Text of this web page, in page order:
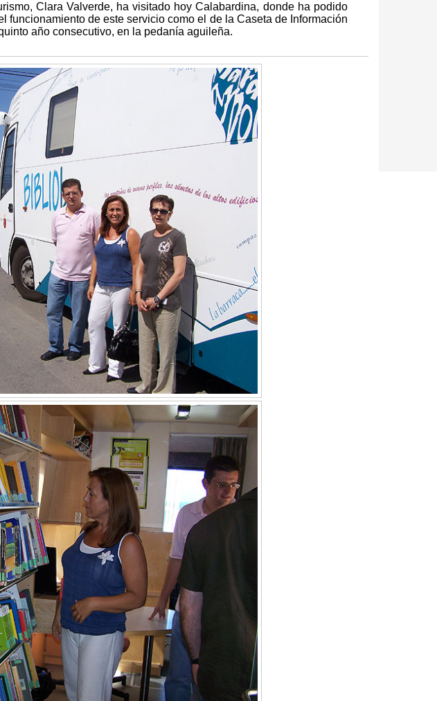
Clara Valverde, ha visitado hoy Calabardina, donde ha podido
funcionamiento de este servicio como el de la Caseta de Información
año consecutivo, en la pedanía aguileña.